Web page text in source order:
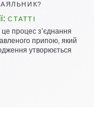
СТАТТІ
процес з’єднання
припою, який
утворюється